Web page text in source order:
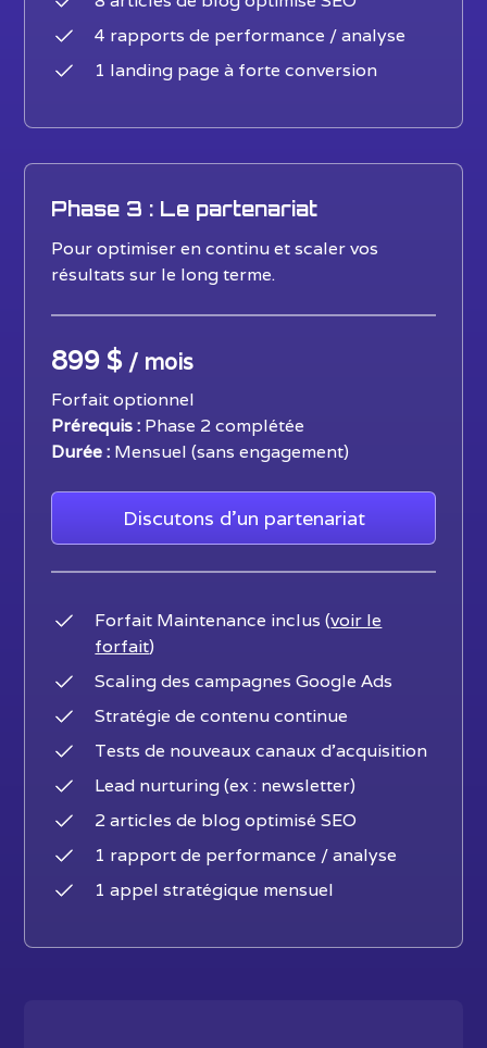
4 rapports de performance / analyse
1 landing page à forte conversion
Phase 3 : Le partenariat
Pour optimiser en continu et scaler vos
résultats sur le long terme.
899 $ / mois
Forfait optionnel
Prérequis : Phase 2 complétée
Durée : Mensuel (sans engagement)
Discutons d'un partenariat
Forfait Maintenance inclus (voir le
forfait)
Scaling des campagnes Google Ads
Stratégie de contenu continue
Tests de nouveaux canaux d’acquisition
Lead nurturing (ex : newsletter)
2 articles de blog optimisé SEO
1 rapport de performance / analyse
1 appel stratégique mensuel